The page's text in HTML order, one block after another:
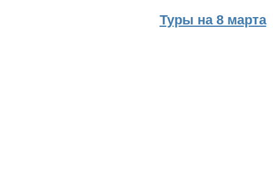
Туры на 8 марта